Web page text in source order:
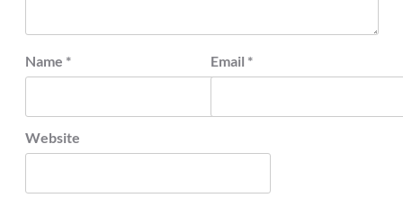
Name * Email *
Website